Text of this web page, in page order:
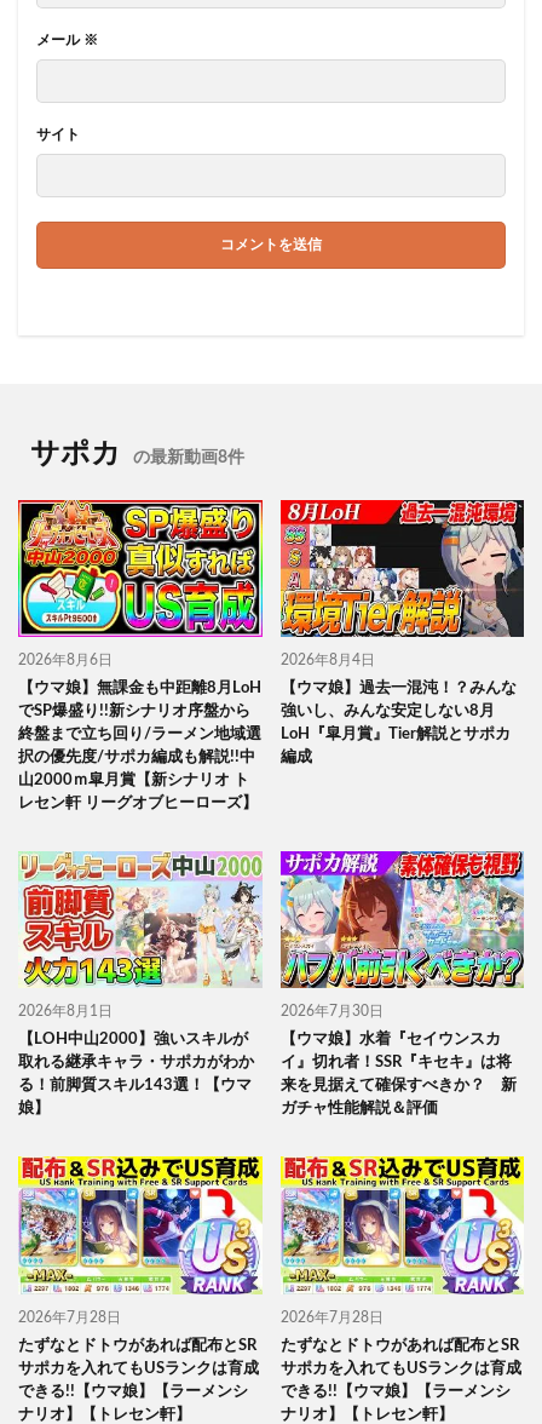
メール ※
サイト
サポカ の最新動画8件
2026年8月6日
【ウマ娘】無課金も中距離8月LoH
でSP爆盛り!!新シナリオ序盤から
終盤まで立ち回り/ラーメン地域選
択の優先度/サポカ編成も解説!!中
山2000ｍ皐月賞【新シナリオ ト
レセン軒 リーグオブヒーローズ】
2026年8月4日
【ウマ娘】過去一混沌！？みんな
強いし、みんな安定しない8月
LoH『皐月賞』Tier解説とサポカ
編成
2026年8月1日
【LOH中山2000】強いスキルが
取れる継承キャラ・サポカがわか
る！前脚質スキル143選！【ウマ
娘】
2026年7月30日
【ウマ娘】水着『セイウンスカ
イ』切れ者！SSR『キセキ』は将
来を見据えて確保すべきか？ 新
ガチャ性能解説＆評価
2026年7月28日
たずなとドトウがあれば配布とSR
サポカを入れてもUSランクは育成
できる!!【ウマ娘】【ラーメンシ
ナリオ】【トレセン軒】
2026年7月28日
たずなとドトウがあれば配布とSR
サポカを入れてもUSランクは育成
できる!!【ウマ娘】【ラーメンシ
ナリオ】【トレセン軒】